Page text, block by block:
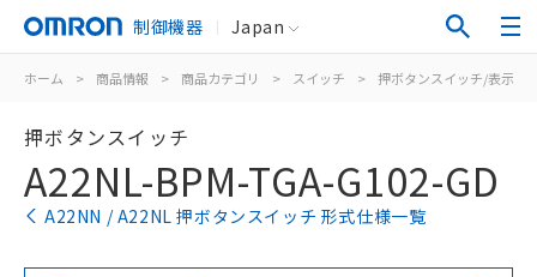
制御機器 Japan
ホーム > 商品情報 > 商品カテゴリ > スイッチ > 押ボタンスイッチ/表示灯
押ボタンスイッチ
A22NL-BPM-TGA-G102-GD
A22NN / A22NL 押ボタンスイッチ 形式仕様一覧